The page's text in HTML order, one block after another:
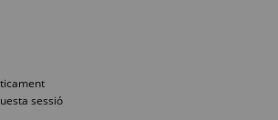
sessió